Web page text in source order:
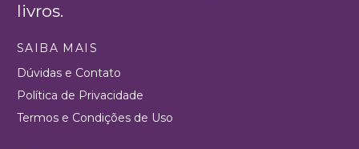
livros.
SAIBA MAIS
Dúvidas e Contato
Política de Privacidade
Termos e Condições de Uso